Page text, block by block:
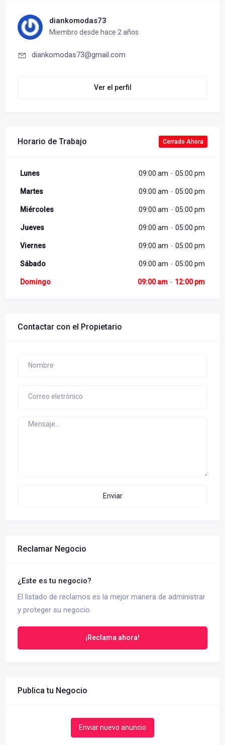
diankomodas73
Miembro desde hace 2 años
diankomodas73@gmail.com
Ver el perfil
Horario de Trabajo Cerrado Ahora
Lunes 09:00 am - 05:00 pm
Martes 09:00 am - 05:00 pm
Miércoles 09:00 am - 05:00 pm
Jueves 09:00 am - 05:00 pm
Viernes 09:00 am - 05:00 pm
Sábado 09:00 am - 05:00 pm
Domingo 09:00 am - 12:00 pm
Contactar con el Propietario
Enviar
Reclamar Negocio
¿Este es tu negocio?
El listado de reclamos es la mejor manera de administrar
y proteger su negocio.
¡Reclama ahora!
Publica tu Negocio
Enviar nuevo anuncio